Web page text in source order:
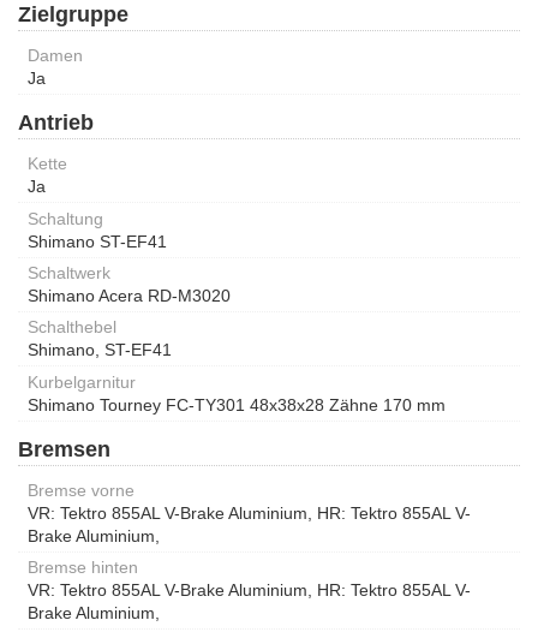
Zielgruppe
Damen
Ja
Antrieb
Kette
Ja
Schaltung
Shimano ST-EF41
Schaltwerk
Shimano Acera RD-M3020
Schalthebel
Shimano, ST-EF41
Kurbelgarnitur
Shimano Tourney FC-TY301 48x38x28 Zähne 170 mm
Bremsen
Bremse vorne
VR: Tektro 855AL V-Brake Aluminium, HR: Tektro 855AL V-
Brake Aluminium,
Bremse hinten
VR: Tektro 855AL V-Brake Aluminium, HR: Tektro 855AL V-
Brake Aluminium,